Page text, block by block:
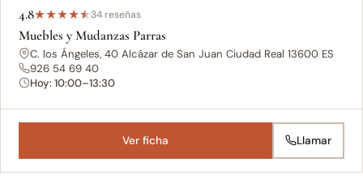
4.8★★★★★34 reseñas
Muebles y Mudanzas Parras
C. los Ángeles, 40 Alcázar de San Juan Ciudad Real 13600 ES
926 54 69 40
Hoy: 10:00–13:30
Ver ficha Llamar